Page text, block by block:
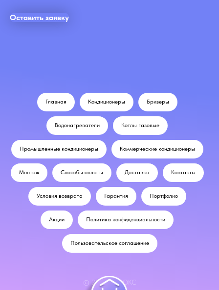
Оставить заявку
Главная Кондиционеры Бризеры
Водонагреватели Котлы газовые
Промышленные кондиционеры Коммерческие кондиционеры
Монтаж Способы оплаты Доставка Контакты
Условия возврата Гарантия Портфолио
Акции Политика конфиденциальности
Пользовательское соглашение
© 2024 ОДНОКС